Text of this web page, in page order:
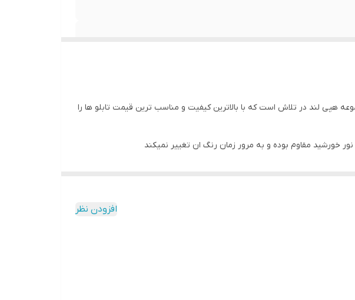
هپی لند در تلاش است که با بالاترین کیفیت و مناسب ترین قیمت تابلو ها را
خورشید مقاوم بوده و به مرور زمان رنگ ان تغییر نمیکند
افزودن نظر